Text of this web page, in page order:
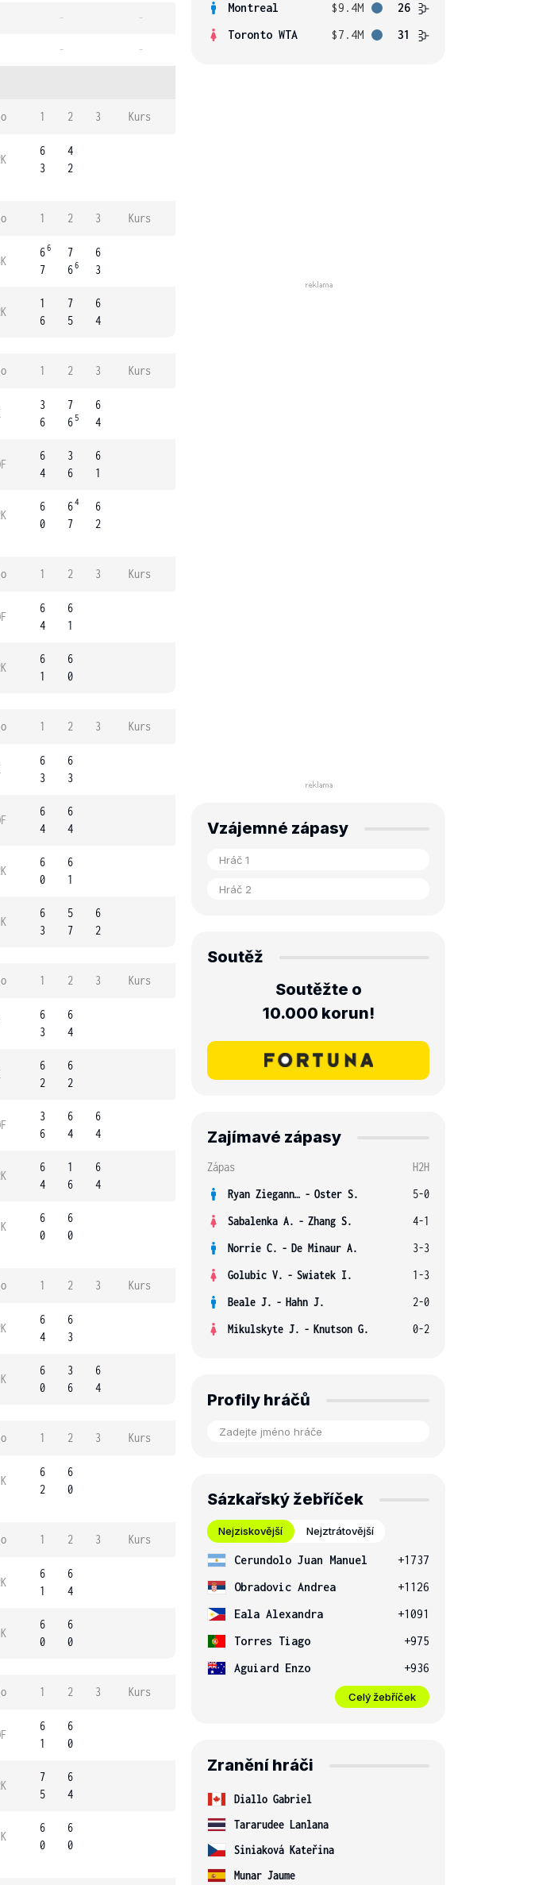
- -
- -
1 2 3 Kurs
6
3
4
2
1 2 3 Kurs
66
7
7
66
6
3
1
6
7
5
6
4
1 2 3 Kurs
3
6
7
6 5
6
4
6
4
3
6
6
1
6
0
64
7
6
2
1 2 3 Kurs
6
4
6
1
6
1
6
0
1 2 3 Kurs
6
3
6
3
6
4
6
4
6
0
6
1
6
3
5
7
6
2
1 2 3 Kurs
6
3
6
4
6
2
6
2
3
6
6
4
6
4
6
4
1
6
6
4
6
0
6
0
1 2 3 Kurs
6
4
6
3
6
0
3
6
6
4
1 2 3 Kurs
6
2
6
0
1 2 3 Kurs
6
1
6
4
6
0
6
0
1 2 3 Kurs
6
1
6
0
7
5
6
4
6
0
6
0
Montreal $9.4M
26
Toronto WTA
$7.4M 31
Vzájemné zápasy
Soutěž
Soutěžte o
10.000 korun!
Zajímavé zápasy
Zápas
H2H
Ryan Ziegann S. - Oster S.
5-0
Sabalenka A. - Zhang S.
4-1
Norrie C. - De Minaur A.
3-3
Golubic V. - Swiatek I.
1-3
Beale J. - Hahn J.
2-0
Mikulskyte J. - Knutson G. 0-2
Profily hráčů
Sázkařský žebříček
Nejziskovější Nejztrátovější
Cerundolo Juan Manuel
+1737
Obradovic Andrea
+1126
Eala Alexandra
+1091
Torres Tiago
+975
Aguiard Enzo
+936
Celý žebříček
Zranění hráči
Diallo Gabriel
Tararudee Lanlana
Siniaková Kateřina
Munar Jaume